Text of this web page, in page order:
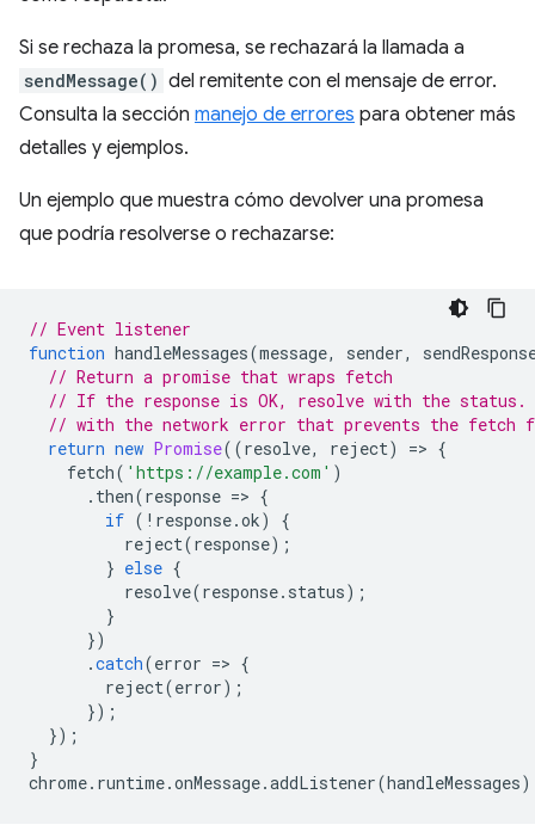
Si se rechaza la promesa, se rechazará la llamada a
sendMessage() del remitente con el mensaje de error.
Consulta la sección manejo de errores para obtener más
detalles y ejemplos.
Un ejemplo que muestra cómo devolver una promesa
que podría resolverse o rechazarse:
// Event listener
function handleMessages(message, sender,
// Return a promise that wraps fetch
// If the response is OK, resolve with the
// with the network error that prevents the fetch
return new Promise((resolve, reject) => {
fetch( 'https://example.com' )
. then(response => {
if ( ! response.ok)
{
reject(response);
} else {
resolve(response. status);
}
})
.catch(error => {
reject(error);
});
});
}
chrome. runtime.onMessage.addListener(handleMessages